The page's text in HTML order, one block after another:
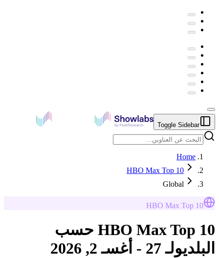
Toggle Sidebar
Home
HBO Max Top 10
Global
HBO Max Top 10
HBO MaxTop 10
حسب
البلديولـ 27 - أغسـ 2, 2026